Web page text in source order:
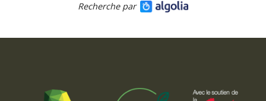
Recherche par